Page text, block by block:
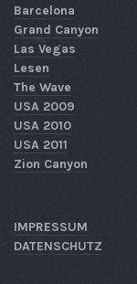
Barcelona
Grand Canyon
Las Vegas
Lesen
The Wave
USA 2009
USA 2010
USA 2011
Zion Canyon
IMPRESSUM
DATENSCHUTZ